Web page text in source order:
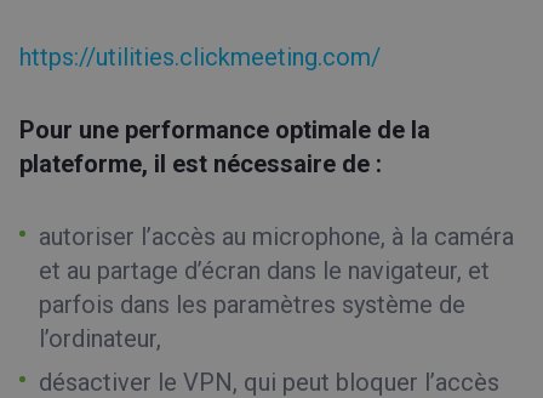
https://utilities.clickmeeting.com/
Pour une performance optimale de la
plateforme, il est nécessaire de :
autoriser l’accès au microphone, à la caméra
et au partage d’écran dans le navigateur, et
parfois dans les paramètres système de
l’ordinateur,
désactiver le VPN, qui peut bloquer l’accès